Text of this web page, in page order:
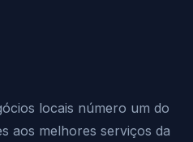
locais número um do
aos melhores serviços da